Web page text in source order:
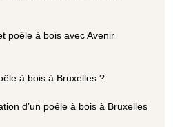
poêle à bois avec Avenir
à bois à Bruxelles ?
d’un poêle à bois à Bruxelles